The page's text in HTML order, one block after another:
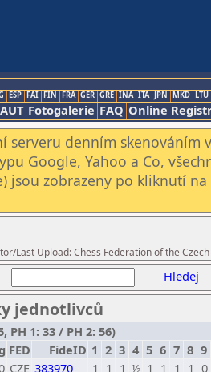
ESP FAI FIN FRA GER GRE INA ITA JPN MKD LTU
Fotogalerie FAQ Online
serveru denním skenováním
Google, Yahoo a Co,
jsou zobrazeny po kliknutí
Last Upload: Chess Federation of the
Hledej
jednotlivců
PH 1: 33 / PH 2: 56)
FED FideID 1 2 3 4 5 6 7 8 9
CZE 383970 1 1 1 ½ 1 1 1 1 0